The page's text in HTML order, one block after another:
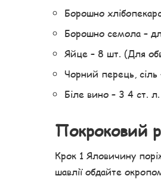
Борошно
Борошно семола –
Яйце – 8 шт. (Для
Чорний перець, сіль
Біле вино – 3 4 ст. л.
Покроковий
Крок 1 Яловичину
шавлії обдайте